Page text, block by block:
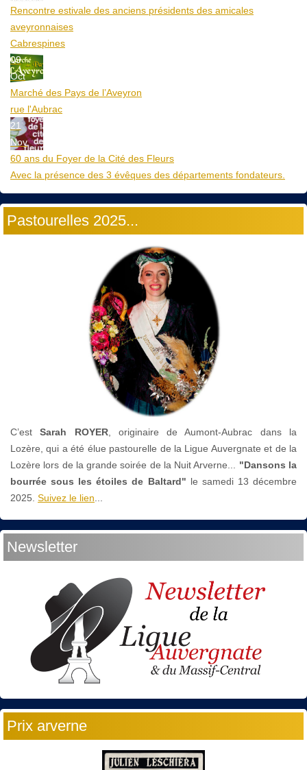
Rencontre estivale des anciens présidents des amicales
aveyronnaises
Cabrespines
09
Oct
Marché des Pays de l’Aveyron
rue l'Aubrac
21
Nov
60 ans du Foyer de la Cité des Fleurs
Avec la présence des 3 évêques des départements fondateurs.
Pastourelles 2025...
C’estSarah ROYER, originaire de Aumont-Aubrac dans la
Lozère, qui a été élue pastourelle de la Ligue Auvergnate et de la
Lozère lors de la grande soirée de la Nuit Arverne...
"Dansons la
bourrée sous les étoiles de Baltard" le samedi 13 décembre
2025. Suivez le lien
Newsletter
Prix arverne